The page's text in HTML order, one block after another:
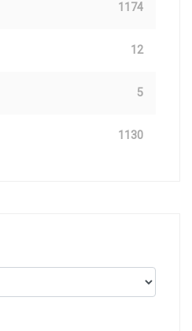
1174
12
5
1130